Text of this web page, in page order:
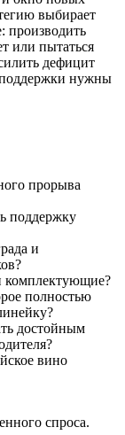
выбирает
производить
или пытаться
дефицит
нужны
прорыва
поддержку
и
комплектующие?
полностью
достойным
вино
спроса.